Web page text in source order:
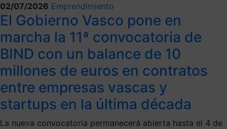
02/07/2026 Emprendimiento
El Gobierno Vasco pone en
marcha la 11ª convocatoria de
BIND con un balance de 10
millones de euros en contratos
entre empresas vascas y
startups en la última década
La nueva convocatoria permanecerá abierta hasta el 4 de